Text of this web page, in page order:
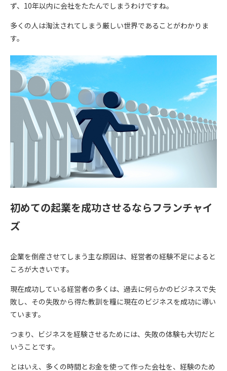
ず、10年以内に会社をたたんでしまうわけですね。
多くの人は淘汰されてしまう厳しい世界であることがわかりま
す。
初めての起業を成功させるならフランチャイ
ズ
企業を倒産させてしまう主な原因は、経営者の経験不足によると
ころが大きいです。
現在成功している経営者の多くは、過去に何らかのビジネスで失
敗し、その失敗から得た教訓を糧に現在のビジネスを成功に導い
ています。
つまり、ビジネスを経験させるためには、失敗の体験も大切だと
いうことです。
とはいえ、多くの時間とお金を使って作った会社を、経験のため